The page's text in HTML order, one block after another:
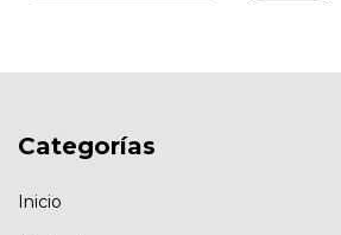
Categorías
Inicio